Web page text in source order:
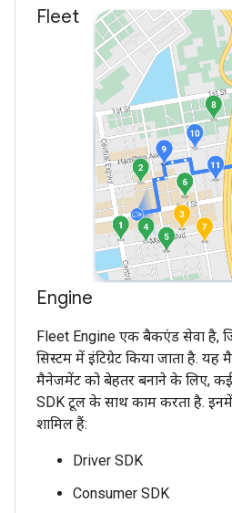
Fleet
Engine
Fleet Engine एक बैकएंड सेवा है,
सिस्टम में इंटिग्रेट किया जाता है.
मैनेजमेंट को बेहतर बनाने के लिए,
SDK टूल के साथ काम करता है. इनमें,
शामिल हैं:
Driver SDK
Consumer SDK